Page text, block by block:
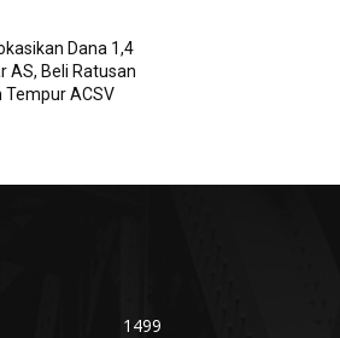
Dana 1,4
AS, Beli Ratusan
Tempur ACSV
1499